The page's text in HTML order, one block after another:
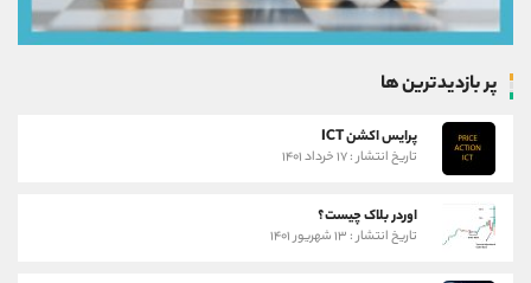
پر بازدیدترین ها
پرایس اکشن ICT
تاریخ انتشار : ۱۷ خرداد ۱۴۰۱
اوردر بلاک چیست؟
تاریخ انتشار : ۱۳ شهریور ۱۴۰۱